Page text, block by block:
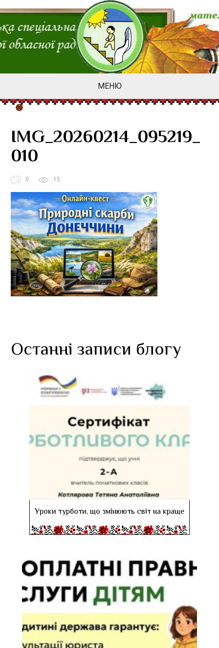
МЕНЮ
IMG_20260214_095219_
010
0 15
Останні записи блогу
Уроки турботи, що змінюють світ на краще